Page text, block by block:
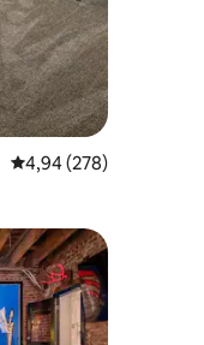
Průměrné hodnocení
4,94 (278)